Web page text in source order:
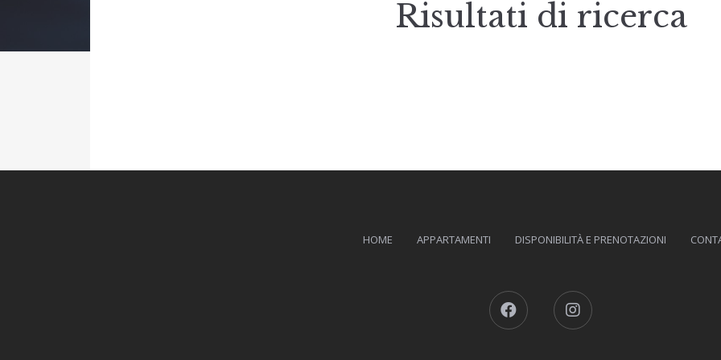
Risultati di ricerca
HOME APPARTAMENTI DISPONIBILITÀ E PRENOTAZIONI
Facebook Instagram